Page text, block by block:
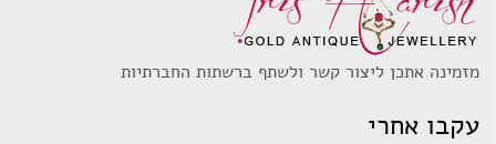
מזמינה אתכן ליצור קשר ולשתף ברשתות החברתיות
עקבו אחרי